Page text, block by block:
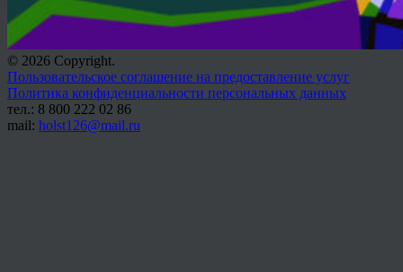
© 2026 Copyright.
Пользовательское соглашение на предоставление услуг
Политика конфиденциальности персональных данных
тел.: 8 800 222 02 86
mail: holst126@mail.ru